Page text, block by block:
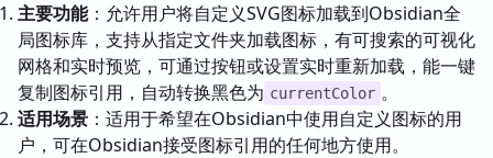
主要功能：允许用户将自定义SVG图标加载到Obsidian全
局图标库，支持从指定文件夹加载图标，有可搜索的可视化
网格和实时预览，可通过按钮或设置实时重新加载，能一键
复制图标引用，自动转换黑色为 currentColor 。
适用场景 ：适用于希望在Obsidian中使用自定义图标的用
户，可在Obsidian接受图标引用的任何地方使用。